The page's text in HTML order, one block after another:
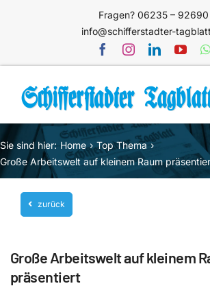
Fragen? 06235 – 92690
info@schifferstadter-
Home
Themen
Blog
Unternehmen
Mediathek
Sie sind hier: Home
Top Thema
Große Arbeitswelt auf kleinem Raum
zurück
Große Arbeitswelt auf kleinem
präsentiert